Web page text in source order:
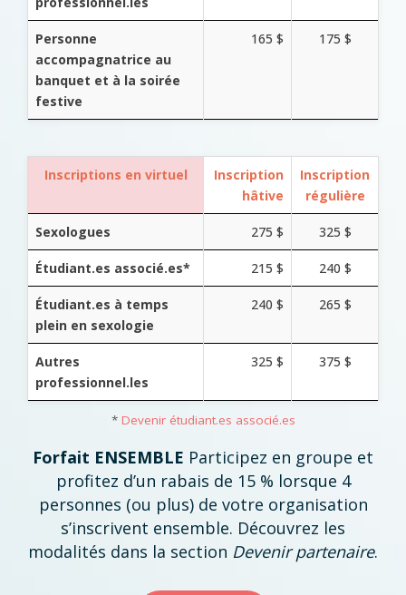
Personne
accompagnatrice au
banquet et à la soirée
festive
165 $ 175 $
Inscriptions en virtuel
Inscription
hâtive
Inscription
régulière
Sexologues 275 $ 325 $
Étudiant.es associé.es* 215 $ 240 $
Étudiant.es à temps
plein en sexologie
240 $ 265 $
Autres
professionnel.les
325 $ 375 $
* Devenir étudiant.es associé.es
Forfait ENSEMBLE Participez en groupe et
profitez d’un rabais de 15 % lorsque 4
personnes (ou plus) de votre organisation
s’inscrivent ensemble. Découvrez les
modalités dans la section Devenir partenaire.